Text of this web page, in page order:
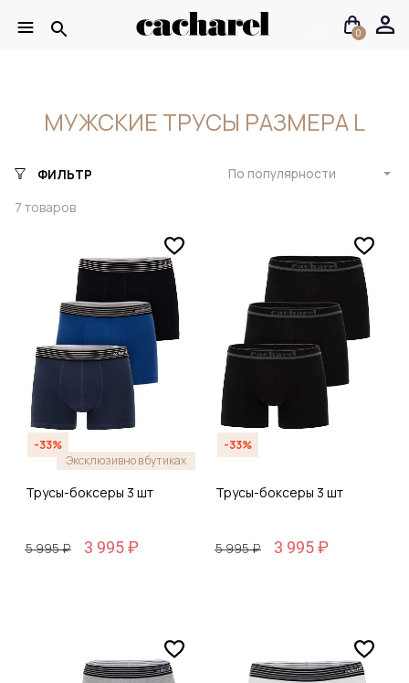
0
МУЖСКИЕ ТРУСЫ РАЗМЕРА L
ФИЛЬТР
7 товаров
По популярности
-33%
Эксклюзивно в бутиках
Трусы-боксеры 3 шт
5 995 ₽ 3 995 ₽
-33%
Трусы-боксеры 3 шт
5 995 ₽ 3 995 ₽